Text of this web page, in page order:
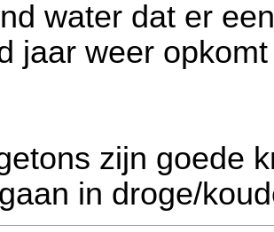
water dat er
jaar weer
zijn goede
in droge/